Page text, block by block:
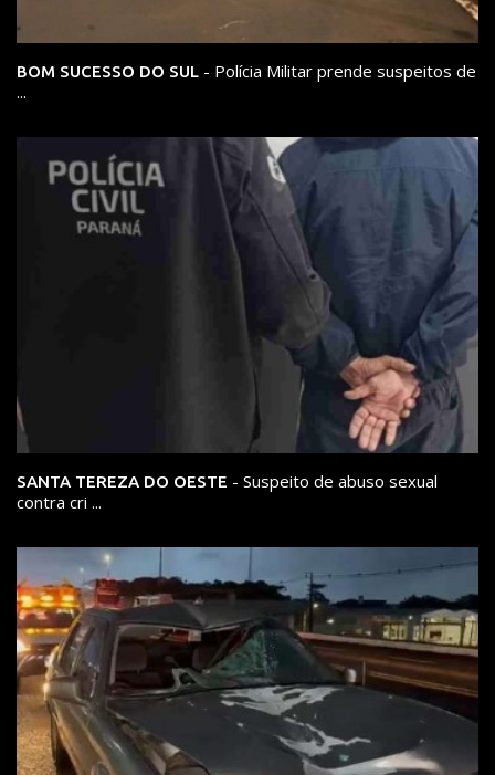
BOM SUCESSO DO SUL - Polícia Militar prende suspeitos de
...
SANTA TEREZA DO OESTE - Suspeito de abuso sexual
contra cri ...